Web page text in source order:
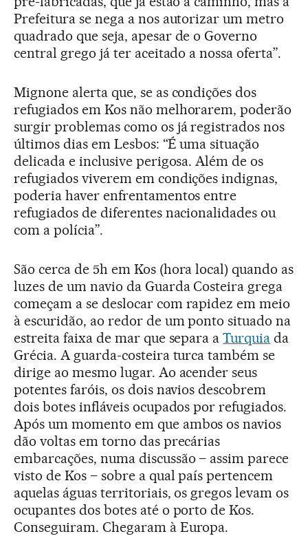
Prefeitura se nega a nos autorizar um metro
quadrado que seja, apesar de o Governo
central grego já ter aceitado a nossa oferta”.
Mignone alerta que, se as condições dos
refugiados em Kos não melhorarem, poderão
surgir problemas como os já registrados nos
últimos dias em Lesbos: “É uma situação
delicada e inclusive perigosa. Além de os
refugiados viverem em condições indignas,
poderia haver enfrentamentos entre
refugiados de diferentes nacionalidades ou
com a polícia”.
São cerca de 5h em Kos (hora local) quando as
luzes de um navio da Guarda Costeira grega
começam a se deslocar com rapidez em meio
à escuridão, ao redor de um ponto situado na
estreita faixa de mar que separa aTurquia da
Grécia. A guarda-costeira turca também se
dirige ao mesmo lugar. Ao acender seus
potentes faróis, os dois navios descobrem
dois botes infláveis ocupados por refugiados.
Após um momento em que ambos os navios
dão voltas em torno das precárias
embarcações, numa discussão – assim parece
visto de Kos – sobre a qual país pertencem
aquelas águas territoriais, os gregos levam os
ocupantes dos botes até o porto de Kos.
Conseguiram. Chegaram à Europa.